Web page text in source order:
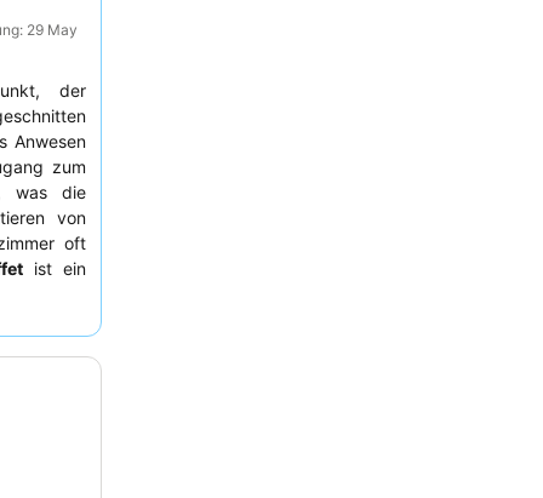
29 May
der
Anwesen
zum
was die
von
oft
ist ein